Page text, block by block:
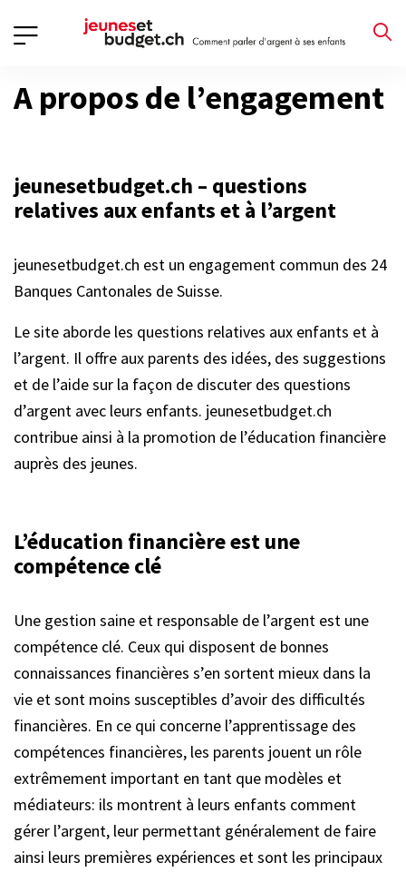
A propos de l’engagement
jeunesetbudget.ch – questions
relatives aux enfants et à l’argent
jeunesetbudget.ch est un engagement commun des 24
Banques Cantonales de Suisse.
Le site aborde les questions relatives aux enfants et à
l’argent. Il offre aux parents des idées, des suggestions
et de l’aide sur la façon de discuter des questions
d’argent avec leurs enfants. jeunesetbudget.ch
contribue ainsi à la promotion de l’éducation financière
auprès des jeunes.
L’éducation financière est une
compétence clé
Une gestion saine et responsable de l’argent est une
compétence clé. Ceux qui disposent de bonnes
connaissances financières s’en sortent mieux dans la
vie et sont moins susceptibles d’avoir des difficultés
financières. En ce qui concerne l’apprentissage des
compétences financières, les parents jouent un rôle
extrêmement important en tant que modèles et
médiateurs: ils montrent à leurs enfants comment
gérer l’argent, leur permettant généralement de faire
ainsi leurs premières expériences et sont les principaux